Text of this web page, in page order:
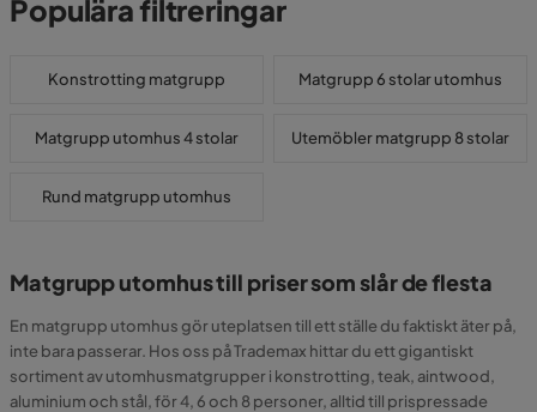
Populära filtreringar
Konstrotting matgrupp Matgrupp 6 stolar utomhus
Matgrupp utomhus 4 stolar Utemöbler matgrupp 8 stolar
Rund matgrupp utomhus
Matgrupp utomhus till priser som slår de flesta
En matgrupp utomhus gör uteplatsen till ett ställe du faktiskt äter på,
inte bara passerar. Hos oss på Trademax hittar du ett gigantiskt
sortiment av utomhusmatgrupper i konstrotting, teak, aintwood,
aluminium och stål, för 4, 6 och 8 personer, alltid till prispressade